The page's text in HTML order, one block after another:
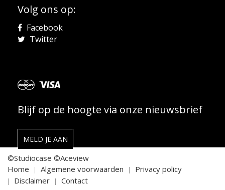
Volg ons op:
Facebook
Twitter
Blijf op de hoogte via onze nieuwsbrief
MELD JE AAN
©Studiocase ©Aceview
Home
Algemene voorwaarden
Privacy policy
Disclaimer
Contact